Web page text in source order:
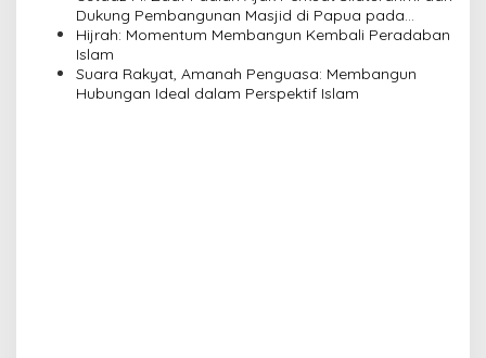
Dukung Pembangunan Masjid di Papua pada
Pengajian Yayasan Alimbas Insan Cita
Hijrah: Momentum Membangun Kembali Peradaban
Islam
Suara Rakyat, Amanah Penguasa: Membangun
Hubungan Ideal dalam Perspektif Islam